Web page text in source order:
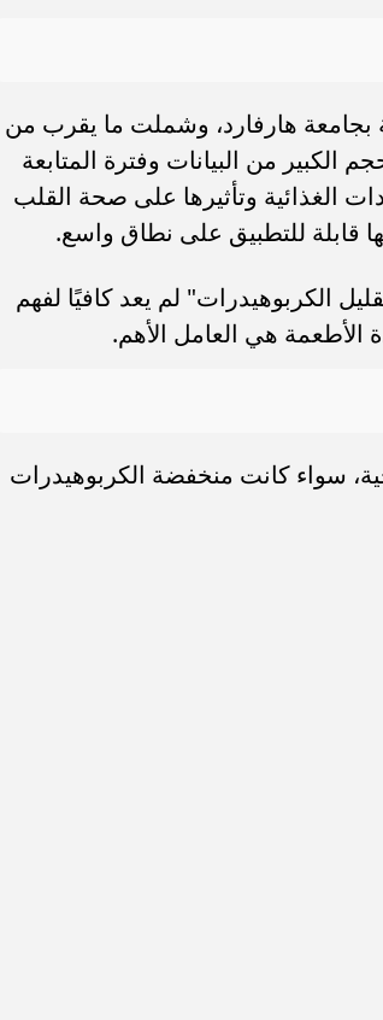
هارفارد، وشملت ما يقرب من
على مدار 30 عامًا. هذا الحجم الكبير من البيانات وفترة المتابعة
الغذائية وتأثيرها على صحة القلب
قابلة للتطبيق على نطاق واسع.
الكربوهيدرات" لم يعد كافيًا لفهم
الأطعمة هي العامل الأهم.
سواء كانت منخفضة الكربوهيدرات